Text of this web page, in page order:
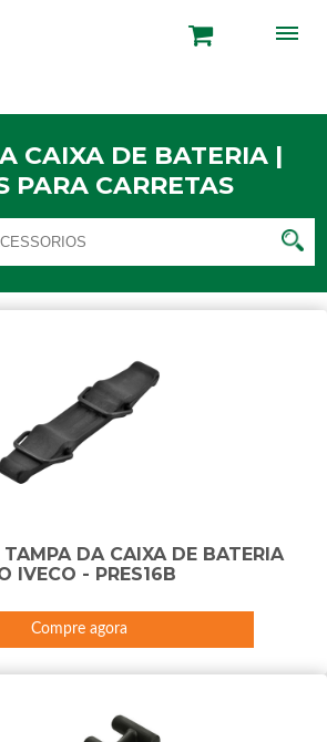
CAIXA DE BATERIA |
PARA CARRETAS
TAMPA DA CAIXA DE BATERIA
IVECO - PRES16B
Compre agora